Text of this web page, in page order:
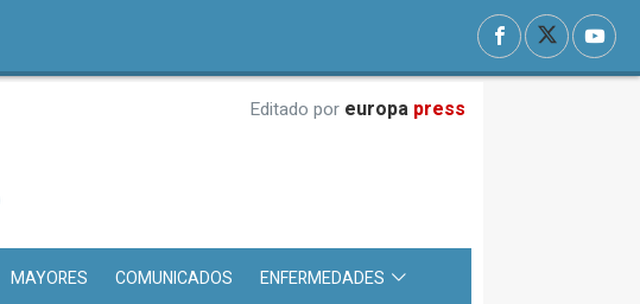
Editado por europa press
MAYORES COMUNICADOS ENFERMEDADES